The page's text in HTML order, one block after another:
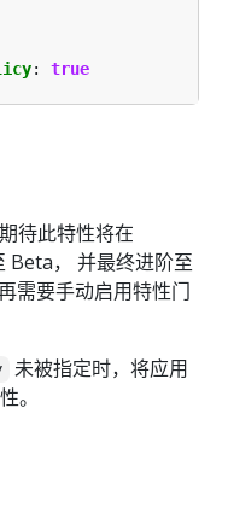
: true
待此特性将在
Beta， 并最终进阶至
需要手动启用特性门
未被指定时，将应用
。